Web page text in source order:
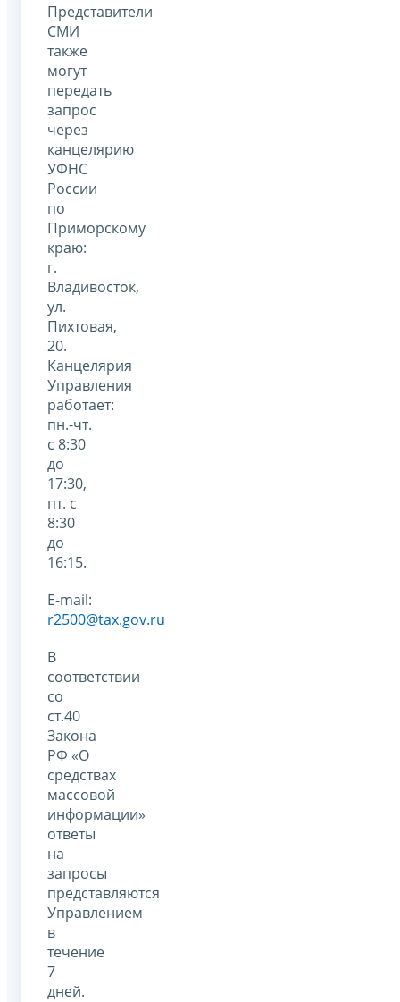
Представители
СМИ
также
могут
передать
запрос
через
канцелярию
УФНС
России
по
Приморскому
краю:
г.
Владивосток,
ул.
Пихтовая,
20.
Канцелярия
Управления
работает:
пн.-чт.
с 8:30
до
17:30,
пт. с
8:30
до
16:15.
E-mail:
r2500@tax.gov.ru
В
соответствии
со
ст.40
Закона
РФ «О
средствах
массовой
информации»
ответы
на
запросы
представляются
Управлением
в
течение
7
дней.